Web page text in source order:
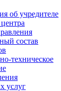
об учредителе
состав
техническое
услуг